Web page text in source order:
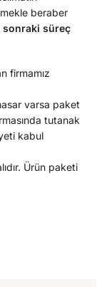
beraber
sonraki süreç
firmamız
varsa paket
tutanak
kabul
Ürün paketi